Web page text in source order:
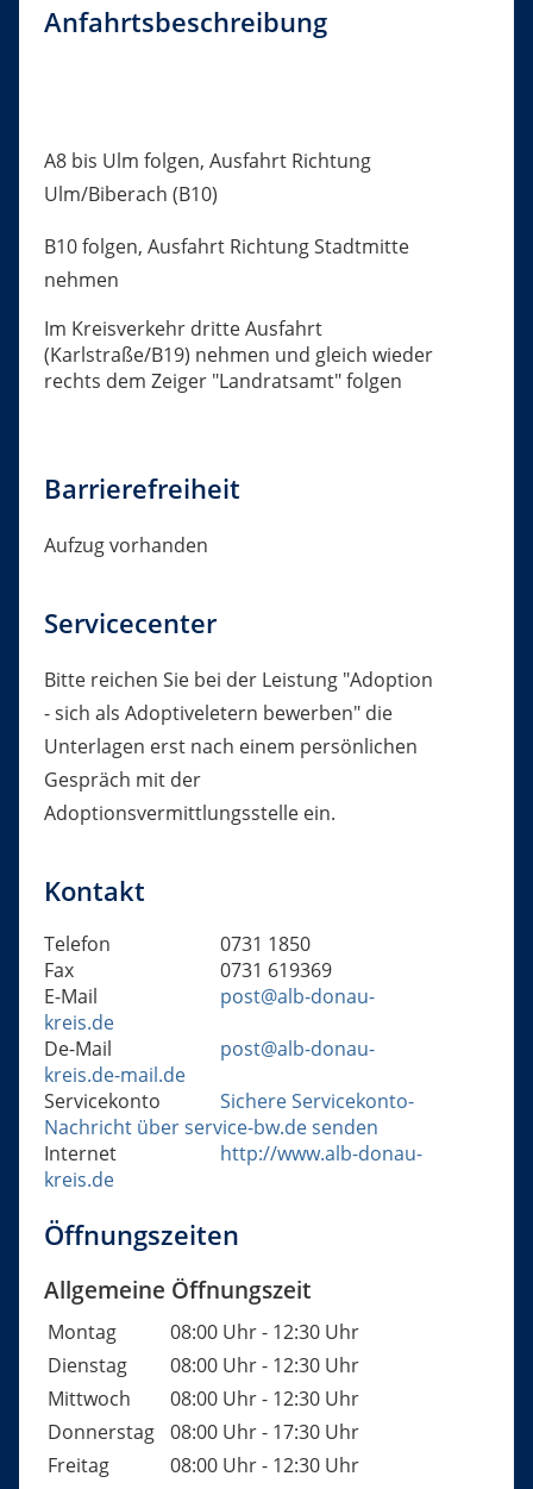
Anfahrtsbeschreibung
A8 bis Ulm folgen, Ausfahrt Richtung
Ulm/Biberach (B10)
B10 folgen, Ausfahrt Richtung Stadtmitte
nehmen
Im Kreisverkehr dritte Ausfahrt
(Karlstraße/B19) nehmen und gleich wieder
rechts dem Zeiger "Landratsamt" folgen
Barrierefreiheit
Aufzug vorhanden
Servicecenter
Bitte reichen Sie bei der Leistung "Adoption
- sich als Adoptiveletern bewerben" die
Unterlagen erst nach einem persönlichen
Gespräch mit der
Adoptionsvermittlungsstelle ein.
Kontakt
Telefon
0731 1850
Fax
0731 619369
E-Mail
post@alb-donau-
kreis.de
De-Mail
post@alb-donau-
kreis.de-mail.de
Servicekonto
Sichere Servicekonto-
Nachricht über service-bw.de senden
Internet
http://www.alb-donau-
kreis.de
Öffnungszeiten
Allgemeine Öffnungszeit
Montag 08:00 Uhr- 12:30 Uhr
Dienstag
08:00 Uhr- 12:30 Uhr
Mittwoch
08:00 Uhr- 12:30 Uhr
Donnerstag
08:00 Uhr- 17:30 Uhr
Freitag
08:00 Uhr- 12:30 Uhr